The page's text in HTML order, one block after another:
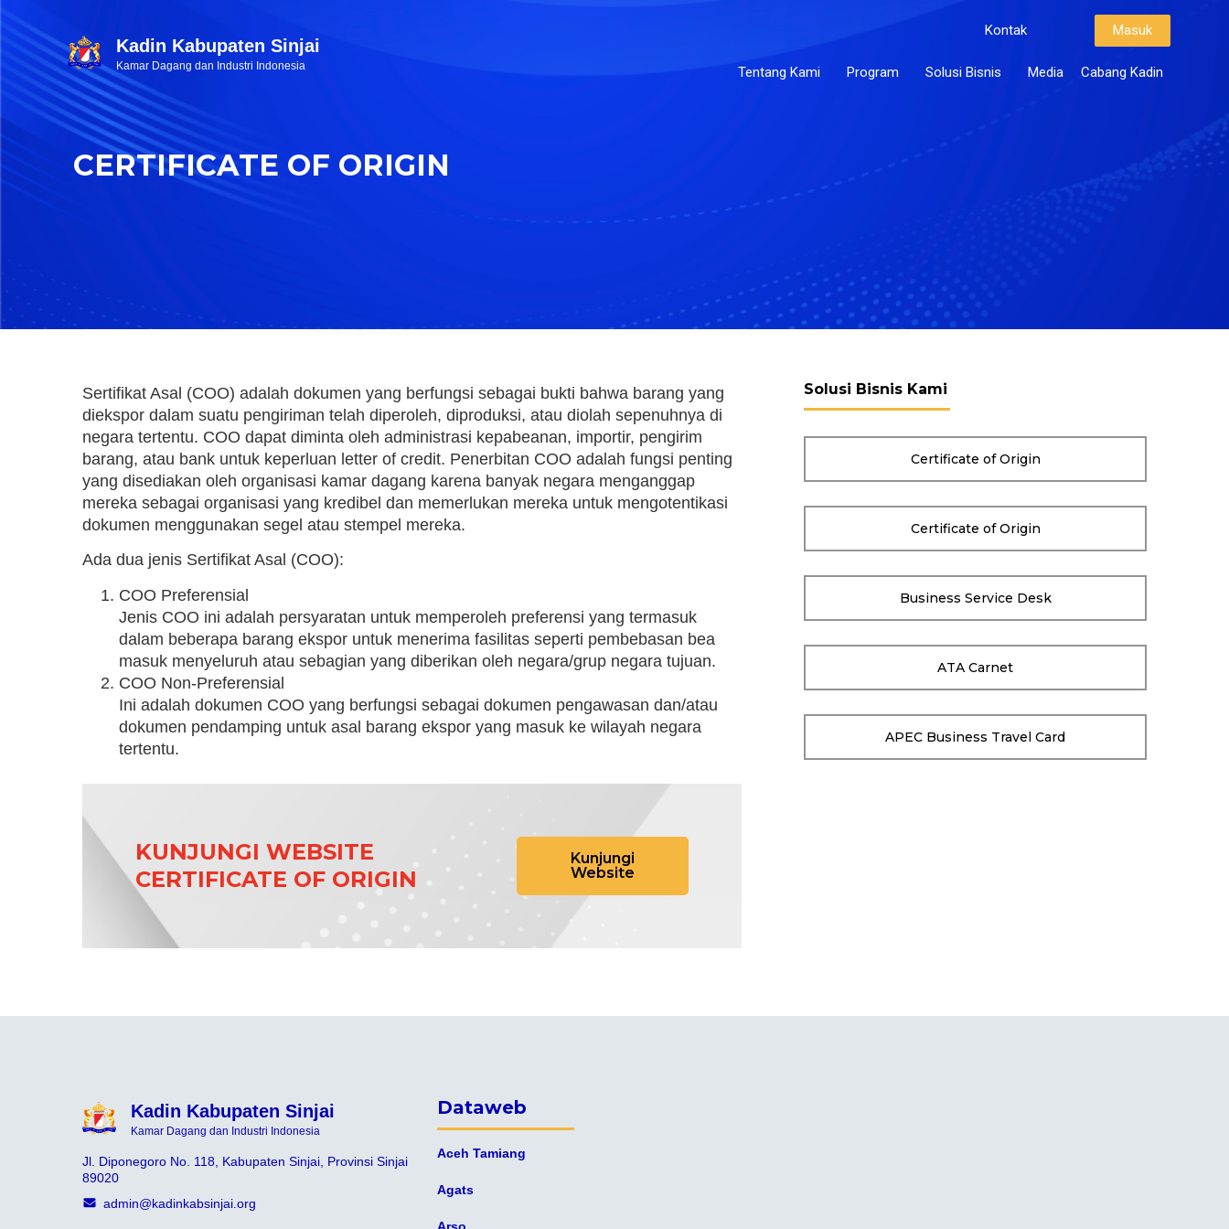
Kadin Kabupaten Sinjai
Kamar Dagang dan Industri Indonesia
Kontak Masuk
Tentang Kami Program Solusi Bisnis Media Cabang Kadin
CERTIFICATE OF ORIGIN
Sertifikat Asal (COO) adalah dokumen yang berfungsi sebagai bukti bahwa barang yang
diekspor dalam suatu pengiriman telah diperoleh, diproduksi, atau diolah sepenuhnya di
negara tertentu. COO dapat diminta oleh administrasi kepabeanan, importir, pengirim
barang, atau bank untuk keperluan letter of credit. Penerbitan COO adalah fungsi penting
yang disediakan oleh organisasi kamar dagang karena banyak negara menganggap
mereka sebagai organisasi yang kredibel dan memerlukan mereka untuk mengotentikasi
dokumen menggunakan segel atau stempel mereka.
Ada dua jenis Sertifikat Asal (COO):
COO Preferensial
Jenis COO ini adalah persyaratan untuk memperoleh preferensi yang termasuk
dalam beberapa barang ekspor untuk menerima fasilitas seperti pembebasan bea
masuk menyeluruh atau sebagian yang diberikan oleh negara/grup negara tujuan.
COO Non-Preferensial
Ini adalah dokumen COO yang berfungsi sebagai dokumen pengawasan dan/atau
dokumen pendamping untuk asal barang ekspor yang masuk ke wilayah negara
tertentu.
KUNJUNGI WEBSITE
CERTIFICATE OF ORIGIN
Kunjungi
Website
Solusi Bisnis Kami
Certificate of Origin
Certificate of Origin
Business Service Desk
ATA Carnet
APEC Business Travel Card
Kadin Kabupaten Sinjai
Kamar Dagang dan Industri Indonesia
Jl. Diponegoro No. 118, Kabupaten Sinjai, Provinsi Sinjai
89020
admin@kadinkabsinjai.org
Dataweb
Aceh Tamiang
Agats
Arso